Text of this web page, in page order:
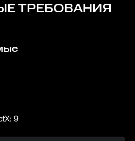
ТРЕБОВАНИЯ
9